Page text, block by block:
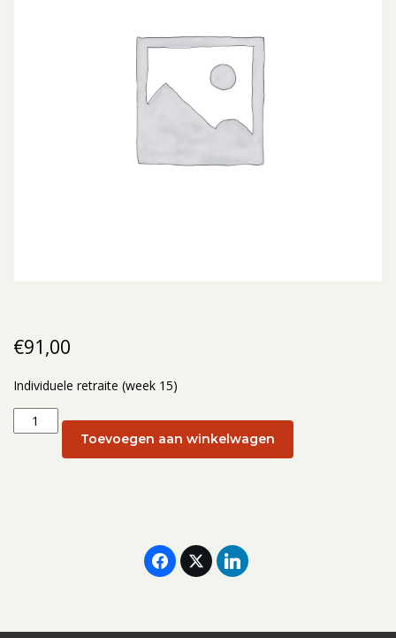
€91,00
Individuele retraite (week 15)
Individuele
retraite
Toevoegen aan winkelwagen